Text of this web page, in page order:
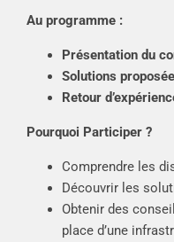
Au programme :
Présentation du
Solutions
Retour
Pourquoi Participer ?
Comprendre les
Découvrir les
Obtenir des
place d’une